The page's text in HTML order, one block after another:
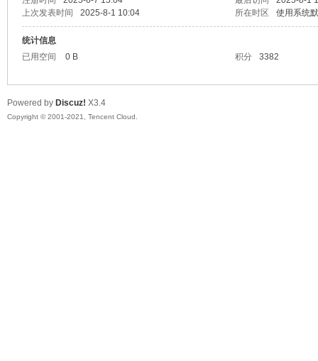
窝
上次发表时间
2025-8-1 10:04 所在时区 使用系统
统计信息
已用空间
0 B 积分 3382
Powered by Discuz! X3.4
Copyright © 2001-2021, Tencent Cloud.